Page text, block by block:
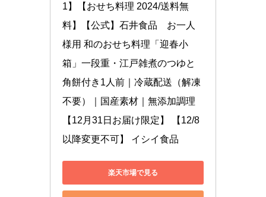
1】【おせち料理 2024/送料無
料】【公式】石井食品　お一人
様用 和のおせち料理「迎春小
箱」一段重・江戸雑煮のつゆと
角餅付き1人前｜冷蔵配送（解凍
不要）｜国産素材｜無添加調理
【12月31日お届け限定】 【12/8
以降変更不可】 イシイ食品
楽天市場で見る